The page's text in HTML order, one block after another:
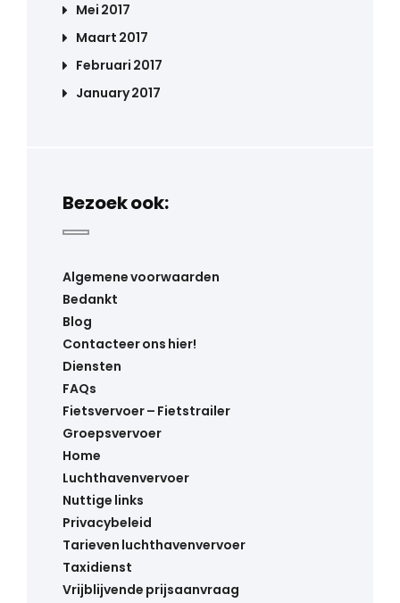
Mei 2017
Maart 2017
Februari 2017
January 2017
Bezoek ook:
Algemene voorwaarden
Bedankt
Blog
Contacteer ons hier!
Diensten
FAQs
Fietsvervoer – Fietstrailer
Groepsvervoer
Home
Luchthavenvervoer
Nuttige links
Privacybeleid
Tarieven luchthavenvervoer
Taxidienst
Vrijblijvende prijsaanvraag